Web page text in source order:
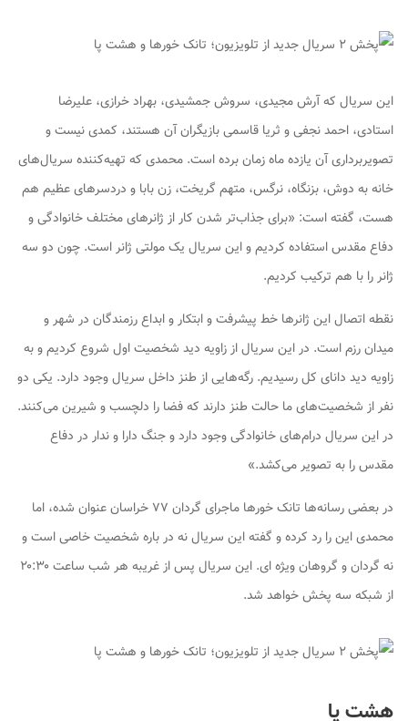
این سریال که آرش مجیدی، سروش جمشیدی، بهراد خرازی، علیرضا
استادی، احمد نجفی و ثریا قاسمی بازیگران آن هستند، کمدی نیست و
تصویربرداری آن یازده ماه زمان برده است. محمدی که تهیه‌کننده سریال‌های
خانه به دوش، بزنگاه، نرگس، متهم گریخت، زن بابا و دردسر‌های عظیم هم
هست، گفته است: «برای جذاب‌تر شدن کار از ژانر‌های مختلف خانوادگی و
دفاع مقدس استفاده کردیم و این سریال یک مولتی ژانر است. چون دو سه
ژانر را با هم ترکیب کردیم.
نقطه اتصال این ژانر‌ها خط پیشرفت و ابتکار و ابداع رزمندگان در شهر و
میدان رزم است. در این سریال از زاویه دید شخصیت اول شروع کردیم و به
زاویه دید دانای کل رسیدیم. رگه‌هایی از طنز داخل سریال وجود دارد. یکی دو
نفر از شخصیت‌های ما حالت طنز دارند که فضا را دلچسب و شیرین می‌کنند.
در این سریال درام‌های خانوادگی وجود دارد و جنگ دارا و ندار در دفاع
مقدس را به تصویر می‌کشد.»
در بعضی رسانه‌ها تانک خور‌ها ماجرای گردان ۷۷ خراسان عنوان شده، اما
محمدی این را رد کرده و گفته این سریال نه در باره شخصیت خاصی است و
نه گردان و گروهان ویژه ای. این سریال پس از غریبه هر شب ساعت ۲۰:۳۰
از شبکه سه پخش خواهد شد.
هشت پا